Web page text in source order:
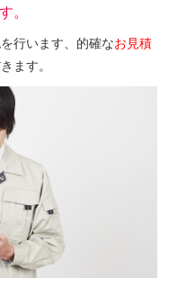
。
行います、的確なお見積
ます。